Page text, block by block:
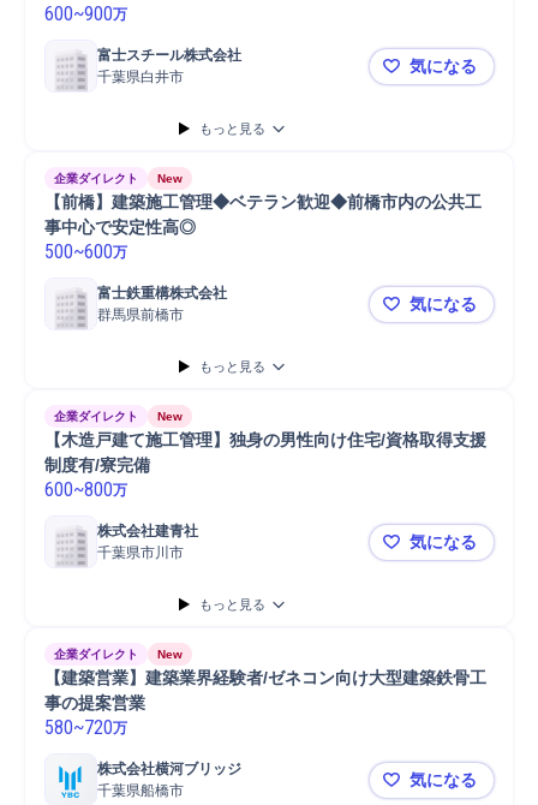
600~900万
富士スチール株式会社
千葉県白井市
【品質管理
気になる
もっと見る
企業ダイレクト New
【前橋】建築施工管理◆ベテラン歓迎◆前橋市内の公共工
事中心で安定性高◎
500~600万
富士鉄重構株式会社
群馬県前橋市
【前橋】建
気になる
もっと見る
企業ダイレクト New
【木造戸建て施工管理】独身の男性向け住宅/資格取得支援
制度有/寮完備
600~800万
株式会社建青社
千葉県市川市
【木造戸建
気になる
もっと見る
企業ダイレクト New
【建築営業】建築業界経験者/ゼネコン向け大型建築鉄骨工
事の提案営業
580~720万
株式会社横河ブリッジ
千葉県船橋市
【建築営業
気になる